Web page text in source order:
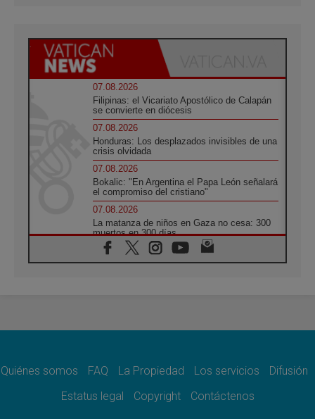
07.08.2026
Filipinas: el Vicariato Apostólico de Calapán
se convierte en diócesis
07.08.2026
Honduras: Los desplazados invisibles de una
crisis olvidada
07.08.2026
Bokalic: "En Argentina el Papa León señalará
el compromiso del cristiano"
07.08.2026
La matanza de niños en Gaza no cesa: 300
muertos en 300 días
07.08.2026
Tagle: La guerra desfigura el mundo, solo la
como misión al servicio del Evangelio
SIGNIS 2026, dar voz a las religiosas en el
espacio público
Quiénes somos FAQ La Propiedad Los servicios
Difusión
Estatus legal
Copyright Contáctenos